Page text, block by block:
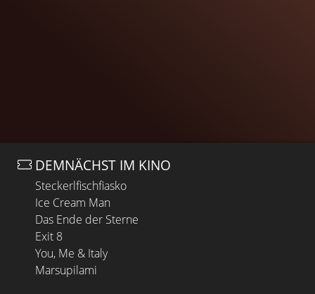
DEMNÄCHST IM KINO
Steckerlfischfiasko
Ice Cream Man
Das Ende der Sterne
Exit 8
You, Me & Italy
Marsupilami